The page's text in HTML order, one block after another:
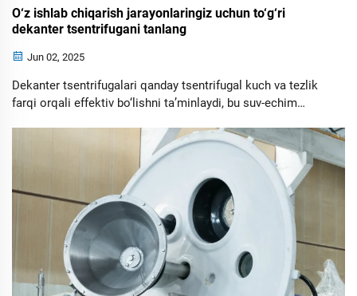
O‘z ishlab chiqarish jarayonlaringiz uchun to‘g‘ri
dekanter tsentrifugani tanlang
Jun 02, 2025
Dekanter tsentrifugalari qanday tsentrifugal kuch va tezlik
farqi orqali effektiv bo‘lishni ta’minlaydi, bu suv-echim
va 3-fazali dizaynlar haqida ma'lumot oling va materiallar
uyumliligi va energiya effektivligining muhimligini o‘rganing.